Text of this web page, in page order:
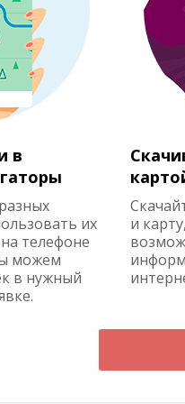
в
их
телефоне
можем
в нужный
и